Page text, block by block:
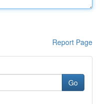
Report Page
Go